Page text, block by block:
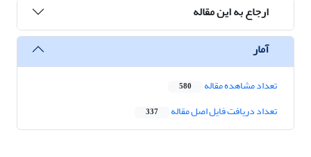
ارجاع به این مقاله
آمار
تعداد مشاهده مقاله 580
تعداد دریافت فایل اصل مقاله 337